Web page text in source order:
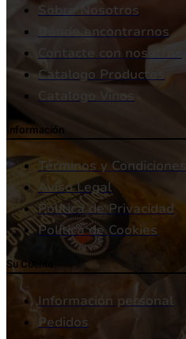
Sobre Nosotros
Dónde encontrarnos
Contacte con nosotros
Catalogo Productos
Catalogo Vinos
Información
Términos y Condiciones
Aviso Legal
Política de Privacidad
Política de Cookies
Su Cuenta
Información personal
Pedidos